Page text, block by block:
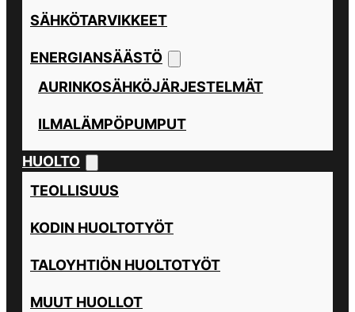
SÄHKÖTARVIKKEET
ENERGIANSÄÄSTÖ
AURINKOSÄHKÖJÄRJESTELMÄT
ILMALÄMPÖPUMPUT
HUOLTO
TEOLLISUUS
KODIN HUOLTOTYÖT
TALOYHTIÖN HUOLTOTYÖT
MUUT HUOLLOT